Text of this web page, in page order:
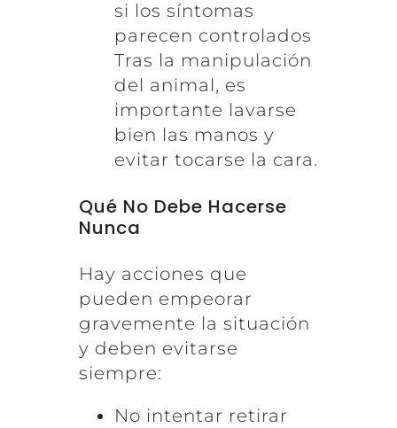
si los síntomas
parecen controlados
Tras la manipulación
del animal, es
importante lavarse
bien las manos y
evitar tocarse la cara.
Qué No Debe Hacerse
Nunca
Hay acciones que
pueden empeorar
gravemente la situación
y deben evitarse
siempre:
No intentar retirar